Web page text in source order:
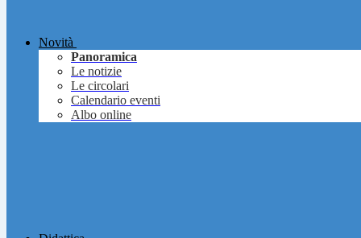
Novità
Panoramica
Le notizie
Le circolari
Calendario eventi
Albo online